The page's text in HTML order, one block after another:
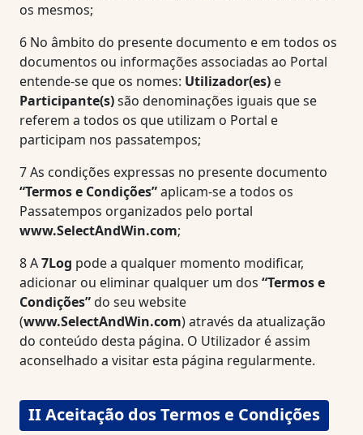
os mesmos;
6 No âmbito do presente documento e em todos os
documentos ou informações associadas ao Portal
entende-se que os nomes: Utilizador(es) e
Participante(s)são denominações iguais que se
referem a todos os que utilizam o Portal e
participam nos passatempos;
7As condições expressas no presente documento
“Termos e Condições”aplicam-se a todos os
Passatempos organizados pelo portal
www.SelectAndWin.com;
8A7Log pode a qualquer momento modificar,
adicionar ou eliminar qualquer um dos “Termos e
Condições”do seu website
(www.SelectAndWin.com) através da atualização
do conteúdo desta página. O Utilizador é assim
aconselhado a visitar esta página regularmente.
II Aceitação dos Termos e Condições